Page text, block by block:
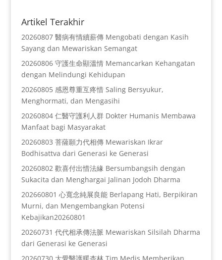
Artikel Terakhir
20260807 醫病有情續薪傳 Mengobati dengan Kasih
Sayang dan Mewariskan Semangat
20260806 守護生命顯溫情 Memancarkan Kehangatan
dengan Melindungi Kehidupan
20260805 感恩尊重互疼惜 Saling Bersyukur,
Menghormati, dan Mengasihi
20260804 仁醫守護利人群 Dokter Humanis Membawa
Manfaat bagi Masyarakat
20260803 菩薩願力代相傳 Mewariskan Ikrar
Bodhisattva dari Generasi ke Generasi
20260802 歡喜付出惜法緣 Bersumbangsih dengan
Sukacita dan Menghargai Jalinan Jodoh Dharma
202660801 心寬念純展良能 Berlapang Hati, Berpikiran
Murni, dan Mengembangkan Potensi
Kebajikan20260801
20260731 代代相承傳法脈 Mewariskan Silsilah Dharma
dari Generasi ke Generasi
20260730 大愛醫護暖杏林 Tim Medis Memberikan